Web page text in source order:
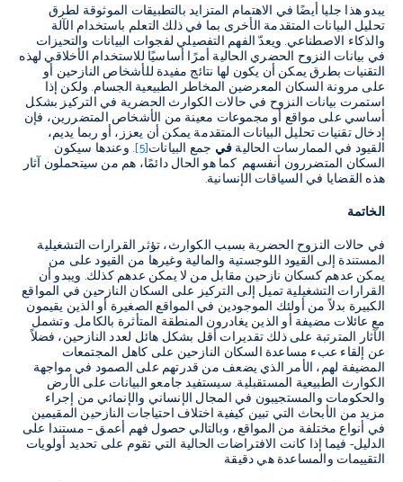
يبدو هذا جليا أيضًا في الاهتمام المتزايد بالتطبيقات الموثوقة لطرق
تحليل البيانات المتقدمة الأخرى بما في ذلك التعلم باستخدام الآلة
والذكاء الاصطناعي. ويعدّ الفهم التفصيلي لفجوات البيانات والتحيزات
في بيانات النزوح الحضري الحالية أمرًا أساسيًا للاستخدام الأخلاقي لهذه
التقنيات بطرق يمكن أن يكون لها نتائج مفيدة للأشخاص النازحين أو
على مرونة السكان المعرضين المخاطر الطبيعية الجسام. ولكن إذا
استمرت بيانات النزوح في حالات الكوارث الحضرية في التركيز بشكل
أساسي على مواقع أو مجموعات معينة من الأشخاص المتضررين، فإن
إدخال تقنيات تحليل البيانات المتقدمة يمكن أن يعزز، أو ربما يديم،
القيود في الممارسات الحاليةفي جمع البيانات[5]
. وعندها سيكون
السكان المتضررون أنفسهم كما هو الحال دائمًا، هم من سيتحملون آثار
هذه القضايا في السياقات الإنسانية.
الخاتمة
في حالات النزوح الحضرية بسبب الكوارث، تؤثر القرارات التشغيلية
المستندة إلى القيود اللوجستية والمالية وغيرها من القيود على من
يمكن عدهم كسكان نازحين مقابل من لا يمكن عدهم كذلك. ويبدو أن
القرارات التشغيلية تميل إلى التركيز على السكان النازحين في المواقع
الكبيرة بدلاً من أولئك الموجودين في المواقع الصغيرة أو الذين يقيمون
مع عائلات مضيفة أو الذين يغادرون المنطقة المتأثرة بالكامل. وتشمل
الآثار المترتبة على ذلك تقديرات أقل بشكل هائل لعدد النازحين، فضلاً
عن إلقاء عبء مساعدة السكان النازحين على كاهل المجتمعات
المضيفة لهم، الأمر الذي يضعف من قدرتهم على الصمود في مواجهة
الكوارث الطبيعية المستقبلية. سيستفيد جامعو البيانات على الأرض
والحكومات والمستجيبون في المجال الإنساني والإنمائي من إجراء
مزيد من الأبحاث التي تبين كيفية اختلاف احتياجات النازحين المقيمين
في أنواع مختلفة من المواقع، وبالتالي حصول فهم أعمق – مستندا على
الدليل- فيما إذا كانت الافتراضات الحالية التي تقوم على تحديد أولويات
التقييمات والمساعدة هي دقيقة